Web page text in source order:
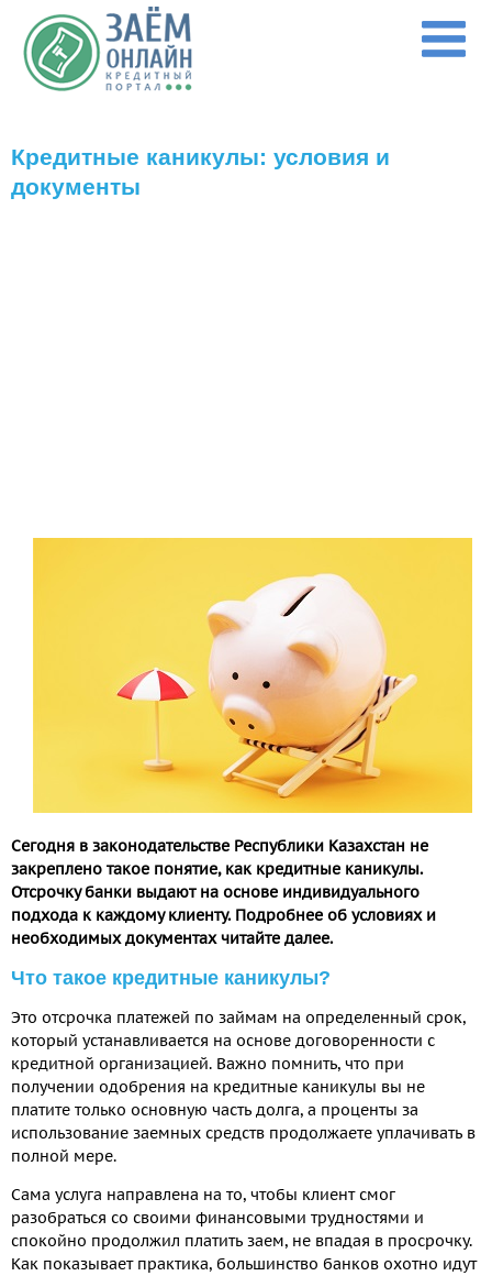
Перейти к основному содержанию
Кредитные каникулы: условия и
документы
Сегодня в законодательстве Республики Казахстан не
закреплено такое понятие, как кредитные каникулы.
Отсрочку банки выдают на основе индивидуального
подхода к каждому клиенту. Подробнее об условиях и
необходимых документах читайте далее.
Что такое кредитные каникулы?
Это отсрочка платежей по займам на определенный срок,
который устанавливается на основе договоренности с
кредитной организацией. Важно помнить, что при
получении одобрения на кредитные каникулы вы не
платите только основную часть долга, а проценты за
использование заемных средств продолжаете уплачивать в
полной мере.
Сама услуга направлена на то, чтобы клиент смог
разобраться со своими финансовыми трудностями и
спокойно продолжил платить заем, не впадая в просрочку.
Как показывает практика, большинство банков охотно идут